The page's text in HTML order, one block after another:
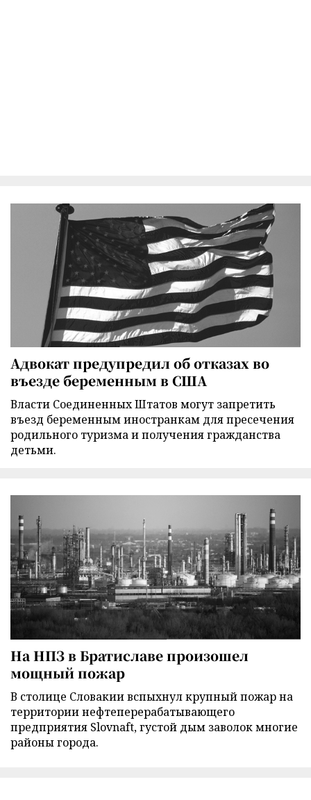
Адвокат предупредил об отказах во
въезде беременным в США
Власти Соединенных Штатов могут запретить
въезд беременным иностранкам для пресечения
родильного туризма и получения гражданства
детьми.
На НПЗ в Братиславе произошел
мощный пожар
В столице Словакии вспыхнул крупный пожар на
территории нефтеперерабатывающего
предприятия Slovnaft, густой дым заволок многие
районы города.